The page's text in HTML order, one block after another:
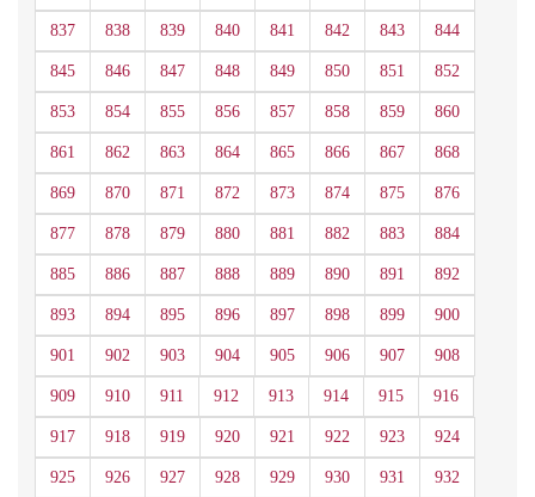
837 838 839 840 841 842 843 844
845 846 847 848 849 850 851 852
853 854 855 856 857 858 859 860
861 862 863 864 865 866 867 868
869 870 871 872 873 874 875 876
877 878 879 880 881 882 883 884
885 886 887 888 889 890 891 892
893 894 895 896 897 898 899 900
901 902 903 904 905 906 907 908
909 910 911 912 913 914 915 916
917 918 919 920 921 922 923 924
925 926 927 928 929 930 931 932